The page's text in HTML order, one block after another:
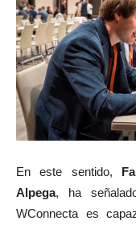
En este sentido,
Alpega, ha
WConnecta es